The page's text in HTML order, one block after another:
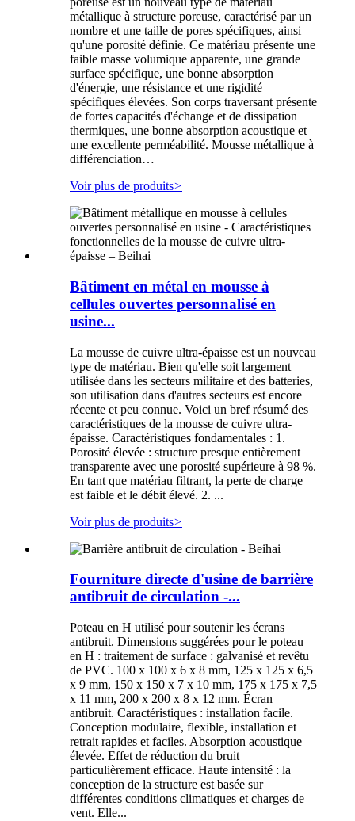
métallique à structure poreuse, caractérisé par un
nombre et une taille de pores spécifiques, ainsi
qu'une porosité définie. Ce matériau présente une
faible masse volumique apparente, une grande
surface spécifique, une bonne absorption
d'énergie, une résistance et une rigidité
spécifiques élevées. Son corps traversant présente
de fortes capacités d'échange et de dissipation
thermiques, une bonne absorption acoustique et
une excellente perméabilité. Mousse métallique à
différenciation…
Voir plus de produits>
Bâtiment en métal en mousse à
cellules ouvertes personnalisé en
usine...
La mousse de cuivre ultra-épaisse est un nouveau
type de matériau. Bien qu'elle soit largement
utilisée dans les secteurs militaire et des batteries,
son utilisation dans d'autres secteurs est encore
récente et peu connue. Voici un bref résumé des
caractéristiques de la mousse de cuivre ultra-
épaisse. Caractéristiques fondamentales : 1.
Porosité élevée : structure presque entièrement
transparente avec une porosité supérieure à 98 %.
En tant que matériau filtrant, la perte de charge
est faible et le débit élevé. 2. ...
Voir plus de produits>
Fourniture directe d'usine de barrière
antibruit de circulation -...
Poteau en H utilisé pour soutenir les écrans
antibruit. Dimensions suggérées pour le poteau
en H : traitement de surface : galvanisé et revêtu
de PVC. 100 x 100 x 6 x 8 mm, 125 x 125 x 6,5
x 9 mm, 150 x 150 x 7 x 10 mm, 175 x 175 x 7,5
x 11 mm, 200 x 200 x 8 x 12 mm. Écran
antibruit. Caractéristiques : installation facile.
Conception modulaire, flexible, installation et
retrait rapides et faciles. Absorption acoustique
élevée. Effet de réduction du bruit
particulièrement efficace. Haute intensité : la
conception de la structure est basée sur
différentes conditions climatiques et charges de
vent. Elle...